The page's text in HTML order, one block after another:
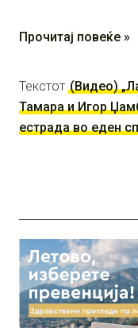
Прочитај повеќе »
Текстот (Видео)
Тамара и Игор
естрада во еден